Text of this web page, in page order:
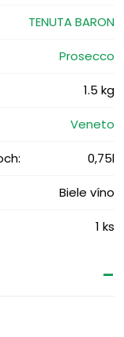
TENUTA BARON
Prosecco
1.5 kg
Veneto
0,75l
Biele víno
1 ks